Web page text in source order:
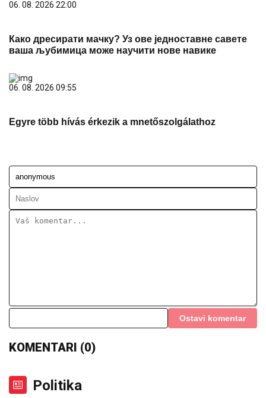
06. 08. 2026 22:00
Како дресирати мачку? Уз ове једноставне савете
ваша љубимица може научити нове навике
06. 08. 2026 09:55
Egyre több hívás érkezik a mnetőszolgálathoz
Ostavi komentar
KOMENTARI (0)
Politika